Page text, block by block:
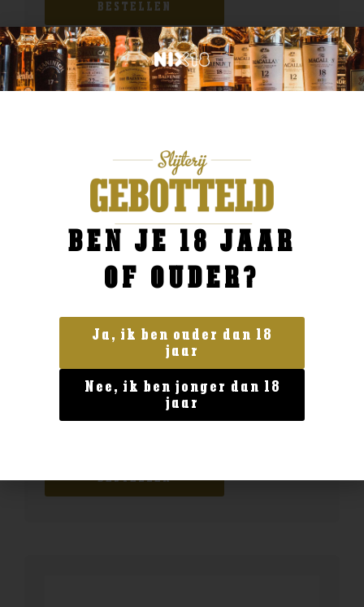
BESTELLEN
Geen categorie
Tukkerschnapps 0.2
BESTELLEN
BEN JE 18 JAAR
OF OUDER?
Ja, ik ben ouder dan 18
jaar
Nee, ik ben jonger dan 18
jaar